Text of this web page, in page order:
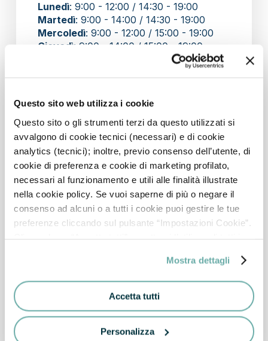
Questo sito web utilizza i cookie
Questo sito o gli strumenti terzi da questo utilizzati si
avvalgono di cookie tecnici (necessari) e di cookie
analytics (tecnici); inoltre, previo consenso dell’utente, di
cookie di preferenza e cookie di marketing profilato,
necessari al funzionamento e utili alle finalità illustrate
nella cookie policy. Se vuoi saperne di più o negare il
consenso ad alcuni o a tutti i cookie puoi gestire le tue
preferenze cliccando sul pulsante “Impostazioni Cookie”.
(ad eccezione dei cookie tecnici, in quanto strettamente
necessari, e dei cookie analytics) e continuare la
navigazione sul sito. Per maggiori informazioni sui cookie
che utilizziamo e, in generale, sul trattamento dei tuoi dati
personali, consulta la nostra Cookie Policy e la Privacy
Policy.
Mostra dettagli
Accetta tutti
Personalizza
Lunedì: 9:00 - 12:00 / 14:30 - 19:00
Martedì: 9:00 - 14:00 / 14:30 - 19:00
Mercoledì: 9:00 - 12:00 / 15:00 - 19:00
Giovedì: 9:00 - 14:00 / 15:00 - 19:00
: 9:00 - 13:30 / 15:00 - 19:00